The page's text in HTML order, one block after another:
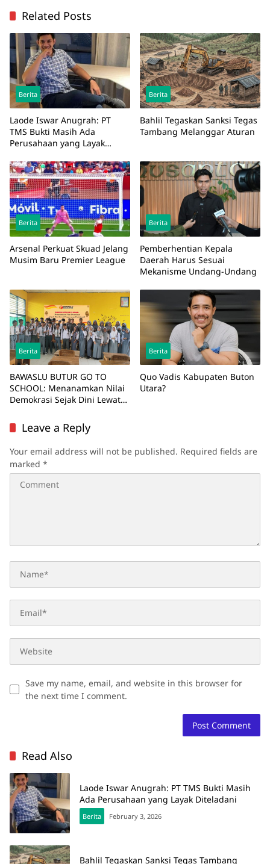
Related Posts
Berita
Laode Iswar Anugrah: PT
TMS Bukti Masih Ada
Perusahaan yang Layak
Berita
Bahlil Tegaskan Sanksi Tegas
Tambang Melanggar Aturan
Berita
Arsenal Perkuat Skuad Jelang
Musim Baru Premier League
Berita
Pemberhentian Kepala
Daerah Harus Sesuai
Mekanisme Undang-Undang
Berita
BAWASLU BUTUR GO TO
SCHOOL: Menanamkan Nilai
Demokrasi Sejak Dini Lewat
Berita
Quo Vadis Kabupaten Buton
Utara?
Leave a Reply
Your email address will not be published. Required fields are
marked *
Save my name, email, and website in this browser for
the next time I comment.
Read Also
Laode Iswar Anugrah: PT TMS Bukti Masih
Ada Perusahaan yang Layak Diteladani
Berita February 3, 2026
Bahlil Tegaskan Sanksi Tegas Tambang